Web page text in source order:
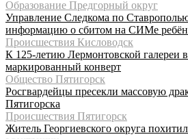
Образование Предгорный округ
Управление Следкома по
информацию о сбитом на СИМе
Происшествия Кисловодск
К 125-летию Лермонтовской галереи
маркированный конверт
Общество Пятигорск
Росгвардейцы пресекли массовую
Пятигорска
Происшествия Пятигорск
Житель Георгиевского округа